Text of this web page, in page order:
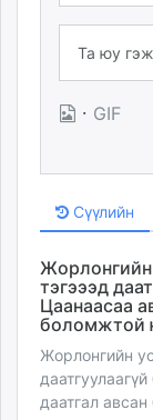
· GIF
Сүүлийн
Жорлонгийн
тэгэээд
Цаанаасаа
Жорлонгийн
даатгал